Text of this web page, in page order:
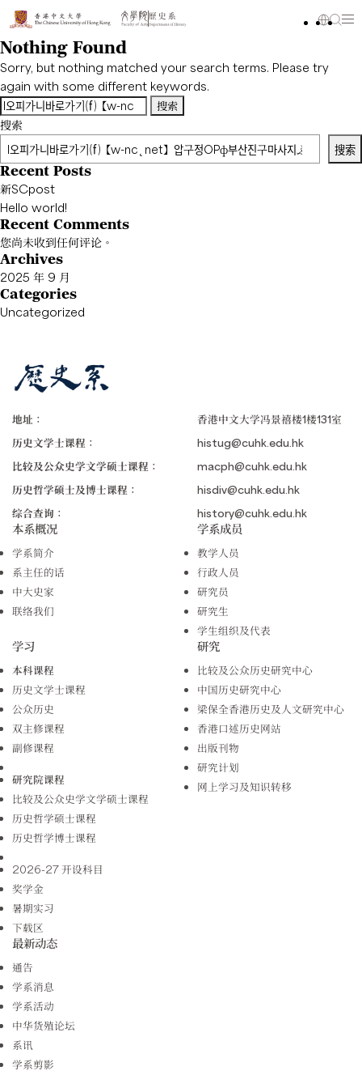
Nothing Found
Sorry, but nothing matched your search terms. Please try
again with some different keywords.
搜
索：
搜索
搜索
Recent Posts
新SCpost
Hello world!
Recent Comments
您尚未收到任何评论。
Archives
2025 年 9 月
Categories
Uncategorized
地址：
香港中文大学冯景禧楼1楼131室
历史文学士课程：
histug@cuhk.edu.hk
比较及公众史学文学硕士课程：
macph@cuhk.edu.hk
历史哲学硕士及博士课程：
hisdiv@cuhk.edu.hk
综合查询：
history@cuhk.edu.hk
本系概况
学系简介
系主任的话
中大史家
联络我们
学系成员
教学人员
行政人员
研究员
研究生
学生组织及代表
学习
本科课程
历史文学士课程
公众历史
双主修课程
副修课程
研究院课程
比较及公众史学文学硕士课程
历史哲学硕士课程
历史哲学博士课程
2026-27 开设科目
奖学金
暑期实习
下载区
研究
比较及公众历史研究中心
中国历史研究中心
梁保全香港历史及人文研究中心
香港口述历史网站
出版刊物
研究计划
网上学习及知识转移
最新动态
通告
学系消息
学系活动
中华货殖论坛
系讯
学系剪影